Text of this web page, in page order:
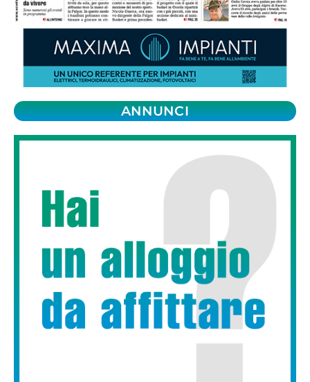
ANNUNCI